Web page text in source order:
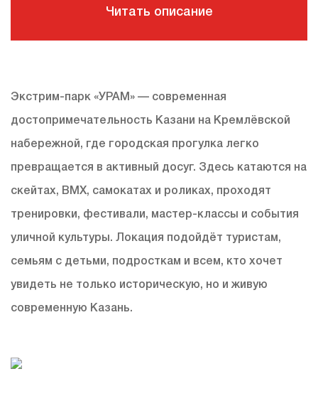
Читать описание
Экстрим-парк «УРАМ» — современная
достопримечательность Казани на Кремлёвской
набережной, где городская прогулка легко
превращается в активный досуг. Здесь катаются на
скейтах, BMX, самокатах и роликах, проходят
тренировки, фестивали, мастер-классы и события
уличной культуры. Локация подойдёт туристам,
семьям с детьми, подросткам и всем, кто хочет
увидеть не только историческую, но и живую
современную Казань.